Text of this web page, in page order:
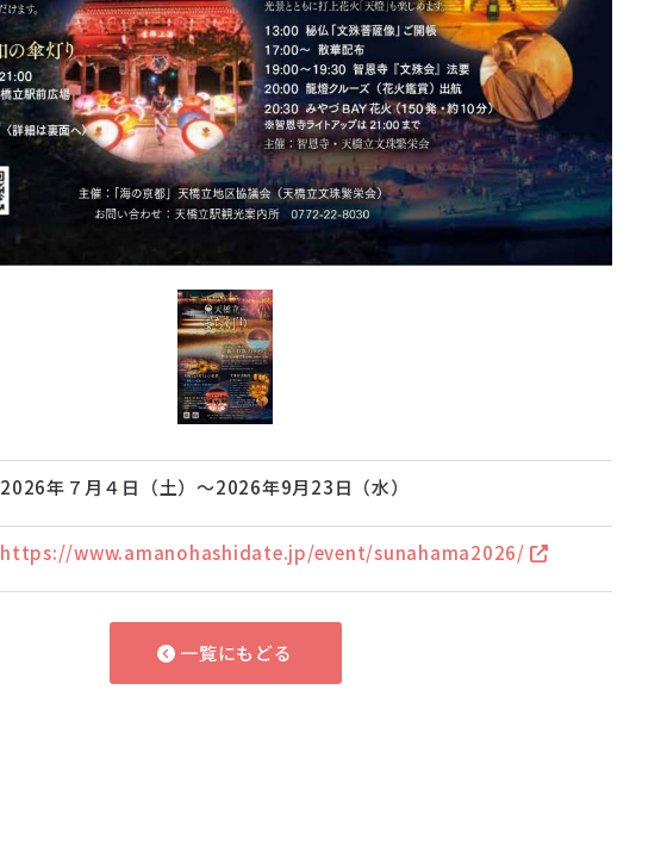
2026年７月４日（土）～2026年9月23日（水）
https://www.amanohashidate.jp/event/sunahama2026/
一覧にもどる